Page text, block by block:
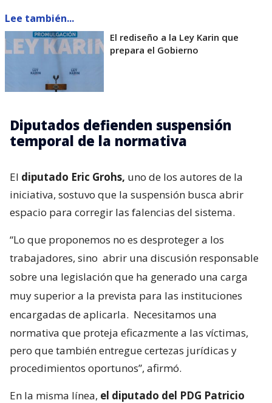
Lee también...
El rediseño a la Ley Karin que
prepara el Gobierno
Diputados defienden suspensión
temporal de la normativa
El diputado Eric Grohs, uno de los autores de la
iniciativa, sostuvo que la suspensión busca abrir
espacio para corregir las falencias del sistema.
“Lo que proponemos no es desproteger a los
trabajadores, sino abrir una discusión responsable
sobre una legislación que ha generado una carga
muy superior a la prevista para las instituciones
encargadas de aplicarla. Necesitamos una
normativa que proteja eficazmente a las víctimas,
pero que también entregue certezas jurídicas y
procedimientos oportunos”, afirmó.
En la misma línea, el diputado del PDG Patricio